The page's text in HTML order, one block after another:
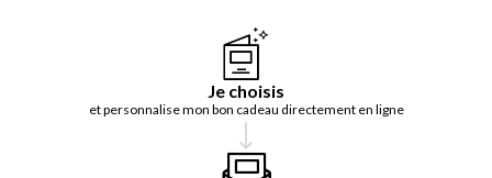
Je choisis
et personnalise mon bon cadeau directement en ligne